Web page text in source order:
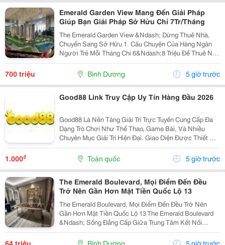
Emerald Garden View Mang Đến Giải Pháp
Giúp Bạn Giải Pháp Sở Hửu Chỉ 7Tr/Tháng
The Emerald Garden View &Ndash; Dừng Thuê Nhà,
Chuyển Sang Sở Hữu 1. Câu Chuyện Của Hàng Ngàn
Người Trẻ Mỗi Tháng Chi 6&Ndash;8 Triệu Để Thuê Nhà
Nhưng Tài Sản Vẫn Là Con Số 0. Emerald Garden View
Mang Đến Giải Pháp Giúp Bạn Chuyển Tiền Thuê Nhà...
700 triệu Bình Dương 5 giờ trước
Good88 Link Truy Cập Uy Tín Hàng Đầu 2026
Good88 Là Nền Tảng Giải Trí Trực Tuyến Cung Cấp Đa
Dạng Trò Chơi Như Thể Thao, Game Bài, Và Nhiều
Chuyên Mục Giải Trí Hiện Đại. Giao Diện Được Thiết Kế
Trực Quan, Thân Thiện Với Người Dùng Trên Cả Điện
Thoại Và Máy Tính. Hệ Thống Bảo Mật Hiện Đại...
1.000₫ Toàn quốc 5 giờ trước
The Emerald Boulevard, Mọi Điểm Đến Đều
Trở Nên Gần Hơn Mặt Tiền Quốc Lộ 13
The Emerald Boulevard, Mọi Điểm Đến Đều Trở Nên
Gần Hơn Mặt Tiền Quốc Lộ 13 The Emerald Boulevard
&Ndash; Sống Đẳng Cấp Giữa Trung Tâm Kết Nối
Tp.hcm Bạn Đang Tìm Một Căn Hộ Vừa Để Ở, Vừa Có
Tiềm Năng Đầu Tư Mạnh? The Emerald Boulevard
64 triệu Bình Dương 5 giờ trước